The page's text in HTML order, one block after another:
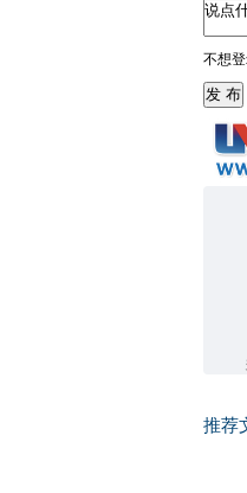
不想
发 布
推荐